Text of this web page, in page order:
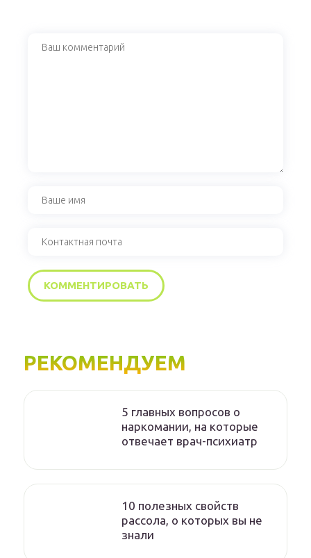
РЕКОМЕНДУЕМ
5 главных вопросов о
наркомании, на которые
отвечает врач-психиатр
10 полезных свойств
рассола, о которых вы не
знали